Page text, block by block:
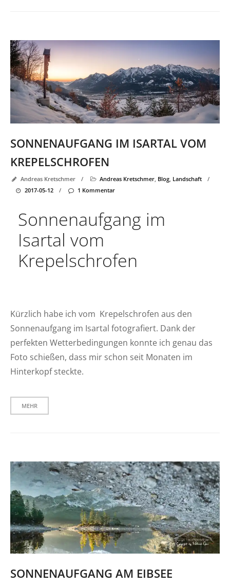
SONNENAUFGANG IM ISARTAL VOM
KREPELSCHROFEN
Andreas Kretschmer / Andreas Kretschmer, Blog, Landschaft
/
2017-05-12
/ 1 Kommentar
Sonnenaufgang im
Isartal vom
Krepelschrofen
Kürzlich habe ich vom Krepelschrofen aus den
Sonnenaufgang im Isartal fotografiert. Dank der
perfekten Wetterbedingungen konnte ich genau das
Foto schießen, dass mir schon seit Monaten im
Hinterkopf steckte.
MEHR
SONNENAUFGANG AM EIBSEE